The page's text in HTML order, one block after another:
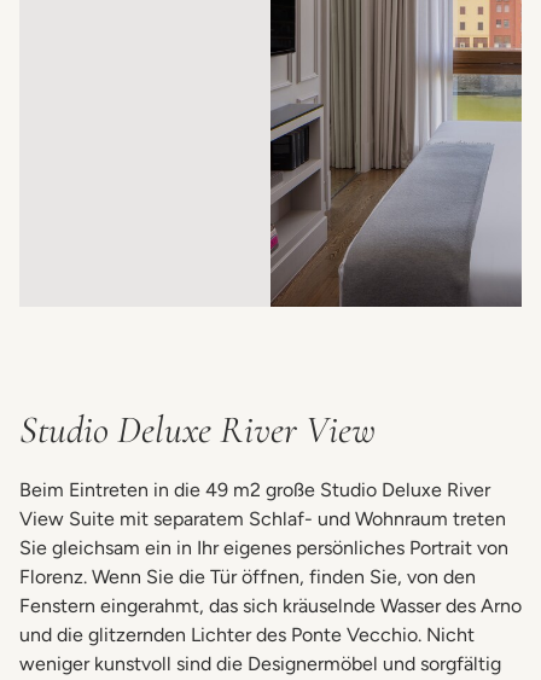
Studio Deluxe River View
Beim Eintreten in die 49 m2 große Studio Deluxe River
View Suite mit separatem Schlaf- und Wohnraum treten
Sie gleichsam ein in Ihr eigenes persönliches Portrait von
Florenz. Wenn Sie die Tür öffnen, finden Sie, von den
Fenstern eingerahmt, das sich kräuselnde Wasser des Arno
und die glitzernden Lichter des Ponte Vecchio. Nicht
weniger kunstvoll sind die Designermöbel und sorgfältig